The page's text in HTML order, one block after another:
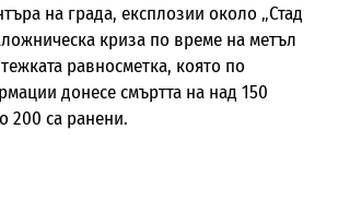
на града, експлозии около „Стад
криза по време на метъл
равносметка, която по
донесе смъртта на над 150
200 са ранени.